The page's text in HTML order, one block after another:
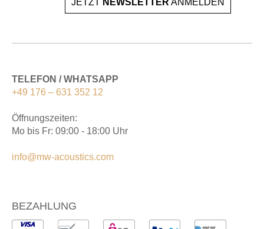
TELEFON / WHATSAPP
+49 176 – 631 352 12
Öffnungszeiten:
Mo bis Fr: 09:00 - 18:00 Uhr
info@mw-acoustics.com
BEZAHLUNG